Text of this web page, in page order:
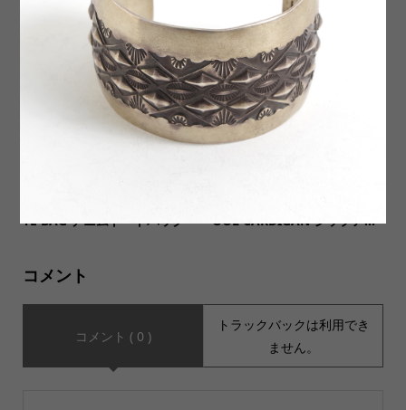
ン】OH COTTON100% KNIT
オー 王 コットン100%ニット
Made In USA 5.5oz S/S POC
KET Tee メイドインUSA 5....
TE BAG デニムトートバッグ
OOL CARDIGAN ジップア...
コメント
コメント ( 0 )
トラックバックは利用でき
ません。